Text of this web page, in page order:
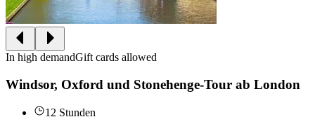
In high demandGift cards allowed
Windsor, Oxford und Stonehenge-Tour ab London
12 Stunden